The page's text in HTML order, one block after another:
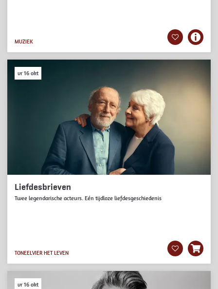
MUZIEK
Liefdesbrieven
Twee legendarische acteurs. Eén tijdloze liefdesgeschiedenis
vr 16 okt
TONEELVIER HET LEVEN
vr 16 okt